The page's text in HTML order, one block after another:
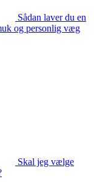
Sådan laver du en
og personlig væg
Skal jeg vælge